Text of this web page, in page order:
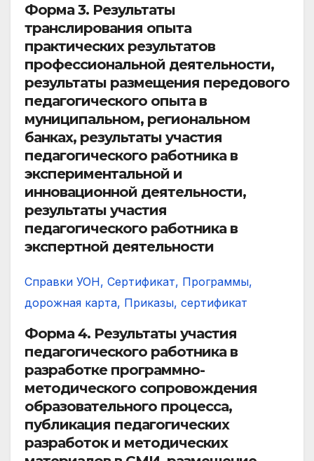
Форма 3. Результаты
транслирования опыта
практических результатов
профессиональной деятельности,
результаты размещения передового
педагогического опыта в
муниципальном, региональном
банках, результаты участия
педагогического работника в
экспериментальной и
инновационной деятельности,
результаты участия
педагогического работника в
экспертной деятельности
Справки УОН, Сертификат, Программы,
дорожная карта, Приказы, сертификат
Форма 4. Результаты участия
педагогического работника в
разработке программно-
методического сопровождения
образовательного процесса,
публикация педагогических
разработок и методических